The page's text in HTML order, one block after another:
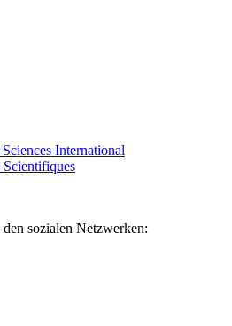
International
Scientifiques
sozialen Netzwerken: